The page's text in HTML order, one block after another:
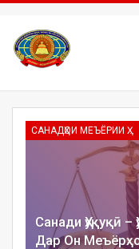
САНАДҲОИ МЕЪЁРИИ ҲУҚУҚӢ
Санади Ҳуқуқӣ
Дар Он